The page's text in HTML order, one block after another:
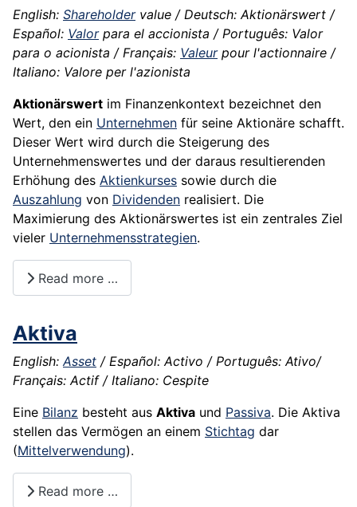
English: Shareholdervalue / Deutsch: Aktionärswert /
Español: Valorpara el accionista / Português: Valor
para o acionista / Français: Valeurpour l'actionnaire /
Italiano: Valore per l'azionista
Aktionärswert im Finanzenkontext bezeichnet den
Wert, den ein Unternehmen für seine Aktionäre schafft.
Dieser Wert wird durch die Steigerung des
Unternehmenswertes und der daraus resultierenden
Erhöhung des Aktienkurses sowie durch die
Auszahlung von Dividenden realisiert. Die
Maximierung des Aktionärswertes ist ein zentrales Ziel
vieler Unternehmensstrategien.
Read more …
Aktiva
English:Asset / Español: Activo / Português: Ativo/
Français: Actif / Italiano: Cespite
Eine Bilanz besteht aus Aktiva und Passiva. Die Aktiva
stellen das Vermögen an einem Stichtag dar
(Mittelverwendung).
Read more …